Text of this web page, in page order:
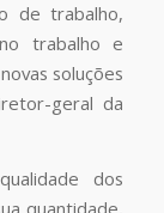
de trabalho,
trabalho e
soluções
geral da
dos
quantidade,